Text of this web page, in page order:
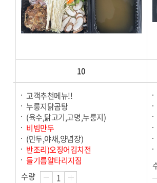
10
고객추천메뉴!!
누룽지닭곰탕
(육수,닭고기,고명,누룽지)
비빔만두
(만두,야채,양념장)
반조리)오징어김치전
들기름알타리지짐
수량